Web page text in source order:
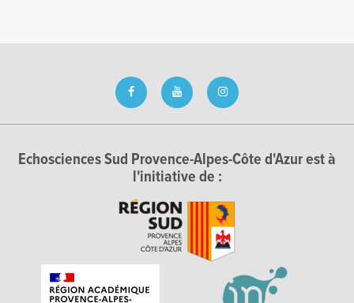
Echosciences Sud Provence-Alpes-Côte d'Azur est à
l'initiative de :